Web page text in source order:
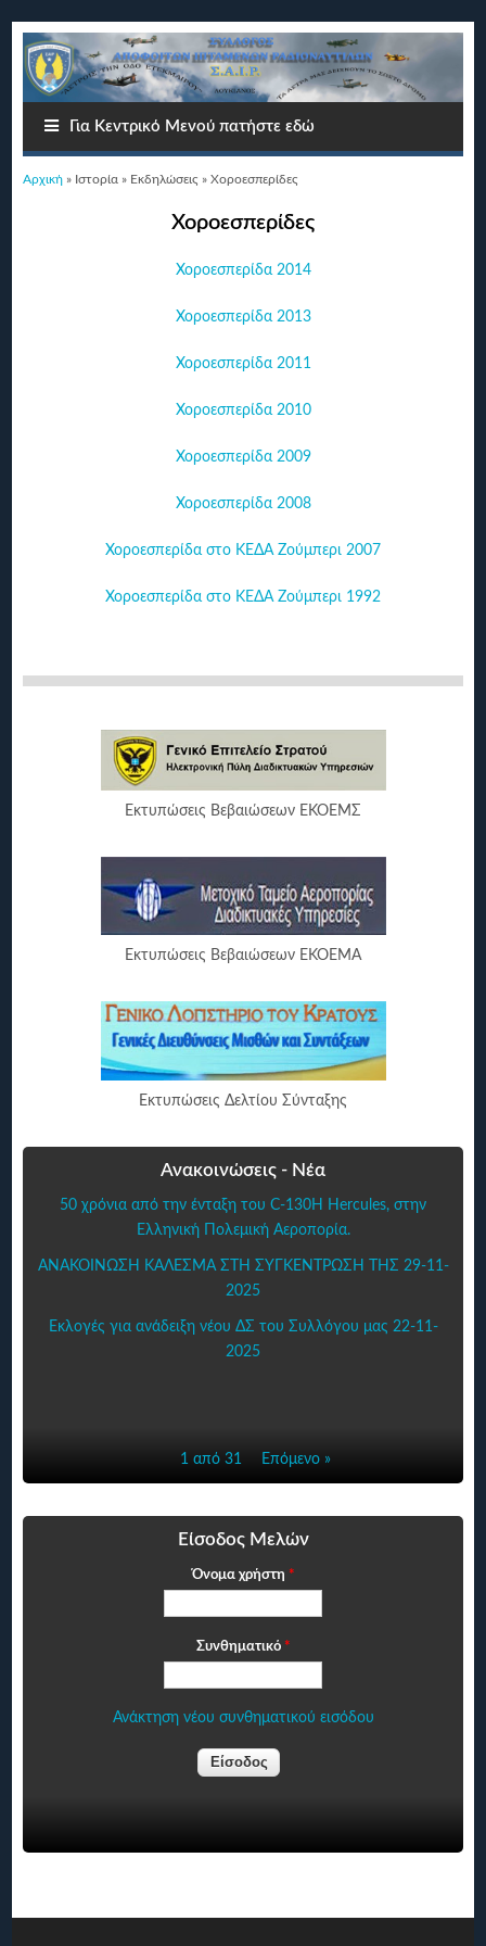
Για Κεντρικό Μενού πατήστε εδώ
Είστε εδώ
Αρχική » Ιστορία » Εκδηλώσεις » Χοροεσπερίδες
Χοροεσπερίδες
Χοροεσπερίδα 2014
Χοροεσπερίδα 2013
Χοροεσπερίδα 2011
Χοροεσπερίδα 2010
Χοροεσπερίδα 2009
Χοροεσπερίδα 2008
Χοροεσπερίδα στο ΚΕΔΑ Ζούμπερι 2007
Χοροεσπερίδα στο ΚΕΔΑ Ζούμπερι 1992
Εκτυπώσεις Βεβαιώσεων ΕΚΟΕΜΣ
Εκτυπώσεις Βεβαιώσεων ΕΚΟΕΜΑ
Εκτυπώσεις Δελτίου Σύνταξης
Ανακοινώσεις - Νέα
50 χρόνια από την ένταξη του C-130H Hercules, στην
Ελληνική Πολεμική Αεροπορία.
ΑΝΑΚΟΙΝΩΣΗ ΚΑΛΕΣΜΑ ΣΤΗ ΣΥΓΚΕΝΤΡΩΣΗ ΤΗΣ 29-11-
2025
Εκλογές για ανάδειξη νέου ΔΣ του Συλλόγου μας 22-11-
2025
1 από 31 Επόμενο »
Είσοδος Μελών
Όνομα χρήστη *
Συνθηματικό *
Ανάκτηση νέου συνθηματικού εισόδου